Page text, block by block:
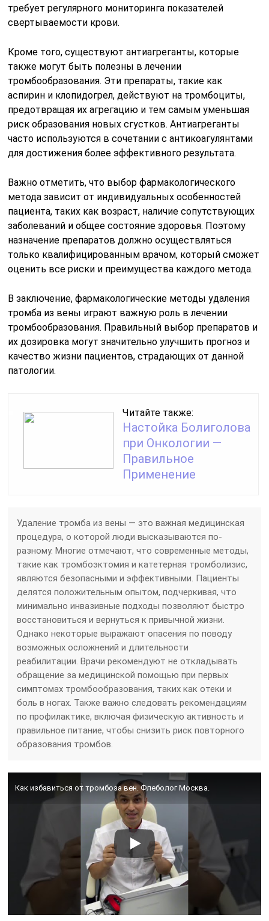
требует регулярного мониторинга показателей
свертываемости крови.
Кроме того, существуют антиагреганты, которые
также могут быть полезны в лечении
тромбообразования. Эти препараты, такие как
аспирин и клопидогрел, действуют на тромбоциты,
предотвращая их агрегацию и тем самым уменьшая
риск образования новых сгустков. Антиагреганты
часто используются в сочетании с антикоагулянтами
для достижения более эффективного результата.
Важно отметить, что выбор фармакологического
метода зависит от индивидуальных особенностей
пациента, таких как возраст, наличие сопутствующих
заболеваний и общее состояние здоровья. Поэтому
назначение препаратов должно осуществляться
только квалифицированным врачом, который сможет
оценить все риски и преимущества каждого метода.
В заключение, фармакологические методы удаления
тромба из вены играют важную роль в лечении
тромбообразования. Правильный выбор препаратов и
их дозировка могут значительно улучшить прогноз и
качество жизни пациентов, страдающих от данной
патологии.
Читайте также:
Настойка Болиголова
при Онкологии —
Правильное
Применение
Удаление тромба из вены — это важная медицинская
процедура, о которой люди высказываются по-
разному. Многие отмечают, что современные методы,
такие как тромбоэктомия и катетерная тромболизис,
являются безопасными и эффективными. Пациенты
делятся положительным опытом, подчеркивая, что
минимально инвазивные подходы позволяют быстро
восстановиться и вернуться к привычной жизни.
Однако некоторые выражают опасения по поводу
возможных осложнений и длительности
реабилитации. Врачи рекомендуют не откладывать
обращение за медицинской помощью при первых
симптомах тромбообразования, таких как отеки и
боль в ногах. Также важно следовать рекомендациям
по профилактике, включая физическую активность и
правильное питание, чтобы снизить риск повторного
образования тромбов.
Как избавиться от тромбоза вен. Флеболог Москва.